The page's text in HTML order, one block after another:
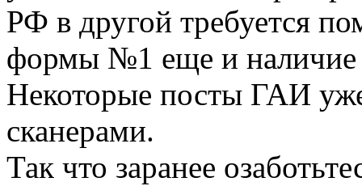
РФ в другой требуется
формы №1 еще и наличие
Некоторые посты ГАИ
сканерами.
Так что заранее